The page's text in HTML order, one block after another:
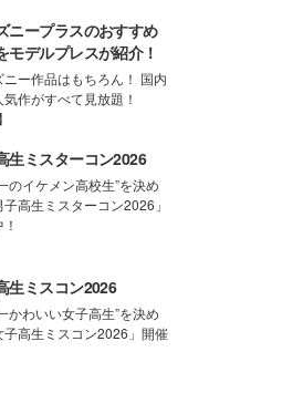
ニープラスのおすすめ
モデルプレスが紹介！
ニー作品はもちろん！ 国内
作がすべて見放題！
生ミスターコン2026
のイケメン高校生”を決め
子高生ミスターコン2026」
生ミスコン2026
かわいい女子高生”を決め
子高生ミスコン2026」開催